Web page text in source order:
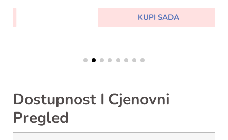
Dostupnost I Cjenovni
Pregled